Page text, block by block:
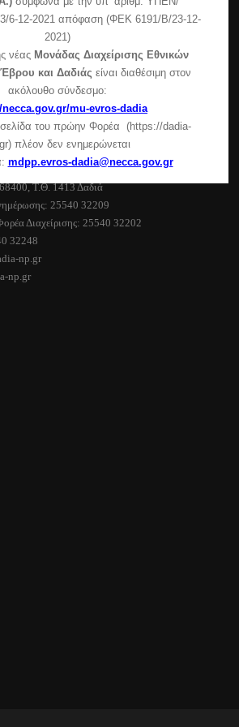
της μονάδας διαχείρισης στην εκδήλωση
για τη λειτουργία του Κέντρου
– Κυριακές και αργίες
επικοινωνίας
Δάσους Δαδιάς–Λευκίμης–Σουφλίου
Τ.Θ. 1413 Δαδιά
25540 32209
Διαχείρισης: 25540 32202
32248
np.gr
np.gr
6-12-2021 απόφαση (ΦΕΚ 6191/Β/23-12-
2021)
νέας Μονάδας Διαχείρισης Εθνικών
και Δαδιάς είναι διαθέσιμη στον
ακόλουθο σύνδεσμο:
necca.gov.gr/mu-evros-dadia
του πρώην Φορέα (https://dadia-
πλέον δεν ενημερώνεται
mdpp.evros-dadia@necca.gov.gr